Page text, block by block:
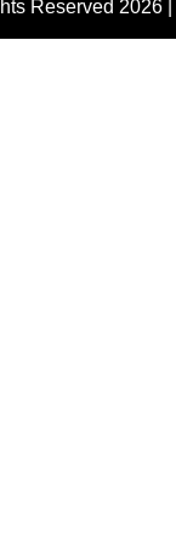
Reserved 2026 |